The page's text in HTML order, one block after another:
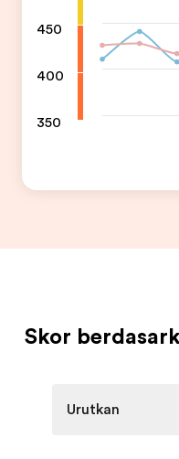
450
400
350
Skor
Urutkan